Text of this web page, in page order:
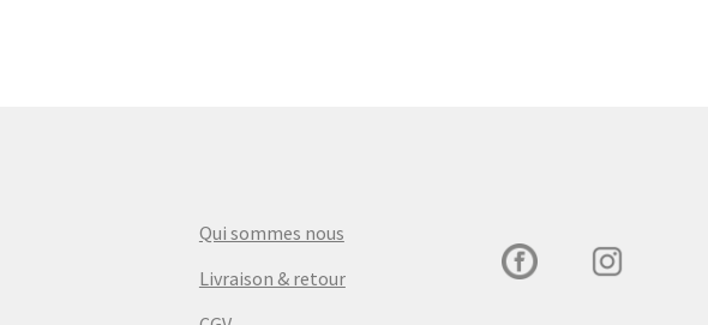
Qui sommes nous
Livraison & retour